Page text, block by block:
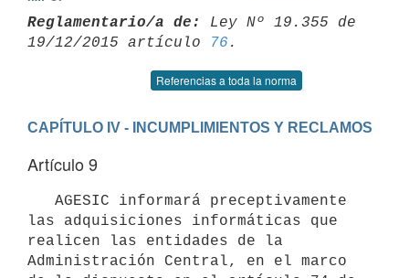
Reglamentario/a de:
Ley Nº 19.355 de
19/12/2015 artículo
76
Referencias a toda la norma
CAPÍTULO IV - INCUMPLIMIENTOS Y RECLAMOS
Artículo 9
las adquisiciones informáticas que
realicen las entidades de la
Administración Central, en el marco